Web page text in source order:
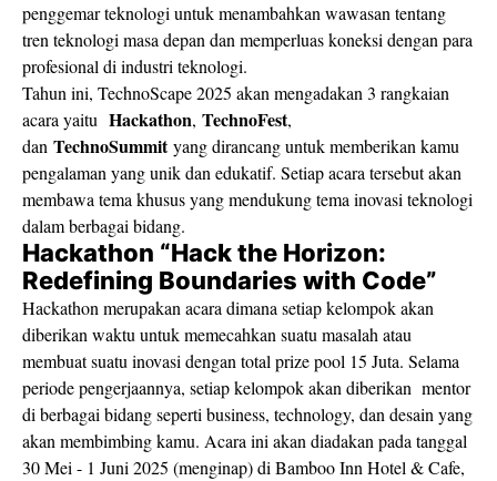
penggemar teknologi untuk menambahkan wawasan tentang
tren teknologi masa depan dan memperluas koneksi dengan para
profesional di industri teknologi.
Tahun ini, TechnoScape 2025 akan mengadakan 3 rangkaian
acara yaitu Hackathon, TechnoFest,
dan TechnoSummityang dirancang untuk memberikan kamu
pengalaman yang unik dan edukatif. Setiap acara tersebut akan
membawa tema khusus yang mendukung tema inovasi teknologi
dalam berbagai bidang.
Hackathon “Hack the Horizon:
Redefining Boundaries with Code”
Hackathon merupakan acara dimana setiap kelompok akan
diberikan waktu untuk memecahkan suatu masalah atau
membuat suatu inovasi dengan total prize pool 15 Juta. Selama
periode pengerjaannya, setiap kelompok akan diberikan mentor
di berbagai bidang seperti business, technology, dan desain yang
akan membimbing kamu. Acara ini akan diadakan pada tanggal
30 Mei - 1 Juni 2025 (menginap) di Bamboo Inn Hotel & Cafe,